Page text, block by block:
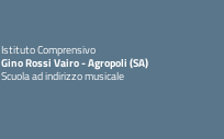
Istituto Comprensivo
Gino Rossi Vairo - Agropoli (SA)
Scuola ad indirizzo musicale